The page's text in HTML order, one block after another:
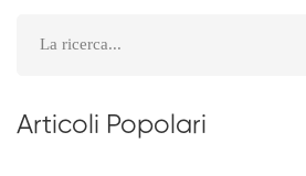
Articoli Popolari